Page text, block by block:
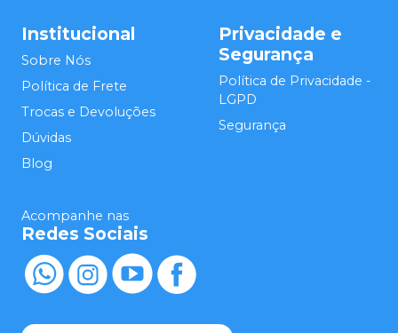
Institucional
Sobre Nós
Política de Frete
Trocas e Devoluções
Dúvidas
Blog
Privacidade e
Segurança
Política de Privacidade -
LGPD
Segurança
Acompanhe nas
Redes Sociais